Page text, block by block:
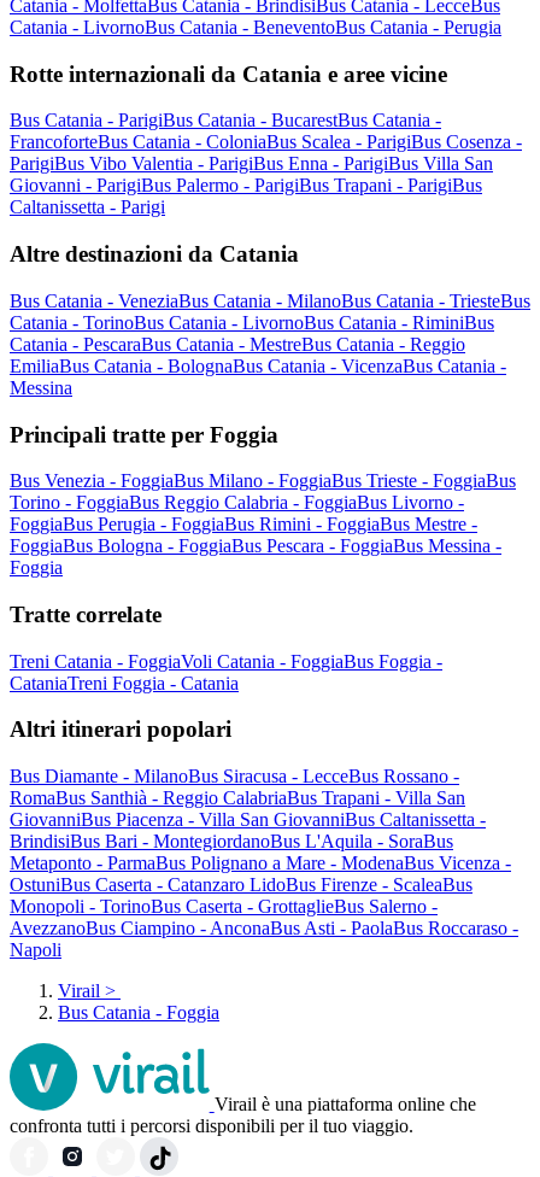
Catania - Molfetta Bus Catania - Brindisi Bus Catania - LecceBus
Catania - LivornoBus Catania - BeneventoBus Catania - Perugia
Rotte internazionali da Catania e aree vicine
Bus Catania - ParigiBus Catania - BucarestBus Catania -
FrancoforteBus Catania - ColoniaBus Scalea - ParigiBus Cosenza -
ParigiBus Vibo Valentia - ParigiBus Enna - ParigiBus Villa San
Giovanni - ParigiBus Palermo - ParigiBus Trapani - ParigiBus
Caltanissetta - Parigi
Altre destinazioni da Catania
Bus Catania - VeneziaBus Catania - MilanoBus Catania - TriesteBus
Catania - TorinoBus Catania - LivornoBus Catania - RiminiBus
Catania - PescaraBus Catania - MestreBus Catania - Reggio
EmiliaBus Catania - BolognaBus Catania - VicenzaBus Catania -
Messina
Principali tratte per Foggia
Bus Venezia - FoggiaBus Milano - FoggiaBus Trieste - FoggiaBus
Torino - FoggiaBus Reggio Calabria - FoggiaBus Livorno -
FoggiaBus Perugia - FoggiaBus Rimini - FoggiaBus Mestre -
FoggiaBus Bologna - FoggiaBus Pescara - FoggiaBus Messina -
Foggia
Tratte correlate
Treni Catania - FoggiaVoli Catania - FoggiaBus Foggia -
CataniaTreni Foggia - Catania
Altri itinerari popolari
Bus Diamante - MilanoBus Siracusa - LecceBus Rossano -
RomaBus Santhià - Reggio CalabriaBus Trapani - Villa San
GiovanniBus Piacenza - Villa San GiovanniBus Caltanissetta -
BrindisiBus Bari - MontegiordanoBus L'Aquila - SoraBus
Metaponto - ParmaBus Polignano a Mare - ModenaBus Vicenza -
OstuniBus Caserta - Catanzaro LidoBus Firenze - ScaleaBus
Monopoli - TorinoBus Caserta - GrottaglieBus Salerno -
AvezzanoBus Ciampino - AnconaBus Asti - PaolaBus Roccaraso -
Napoli
Virail >
Bus Catania - Foggia
Virail è una piattaforma online che
confronta tutti i percorsi disponibili per il tuo viaggio.